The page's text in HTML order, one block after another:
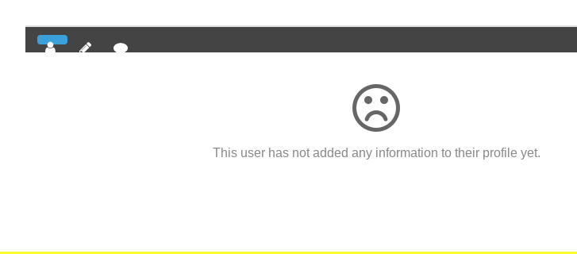
This user has not added any information to their profile yet.